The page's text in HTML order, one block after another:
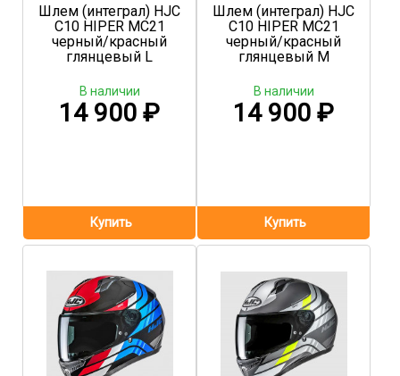
Шлем (интеграл) HJC
C10 HIPER MC21
черный/красный
глянцевый L
14 900 ₽
В наличии
Шлем (интеграл) HJC
C10 HIPER MC21
черный/красный
глянцевый M
14 900₽
В наличии